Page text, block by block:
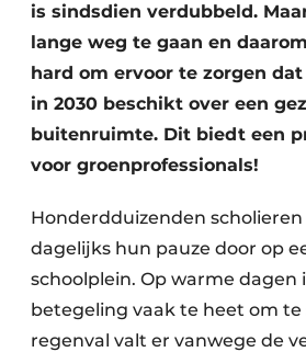
is sindsdien verdubbeld.
lange weg te gaan en
hard om ervoor te zorgen
in 2030 beschikt over een
buitenruimte. Dit biedt een
voor groenprofessionals!
Honderdduizenden
dagelijks hun pauze door op
schoolplein. Op warme dagen
betegeling vaak te heet om te
regenval valt er vanwege de